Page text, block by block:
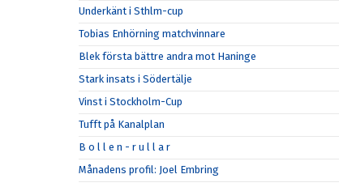
Underkänt i Sthlm-cup
Tobias Enhörning matchvinnare
Blek första bättre andra mot Haninge
Stark insats i Södertälje
Vinst i Stockholm-Cup
Tufft på Kanalplan
B o l l e n - r u l l a r
Månadens profil: Joel Embring